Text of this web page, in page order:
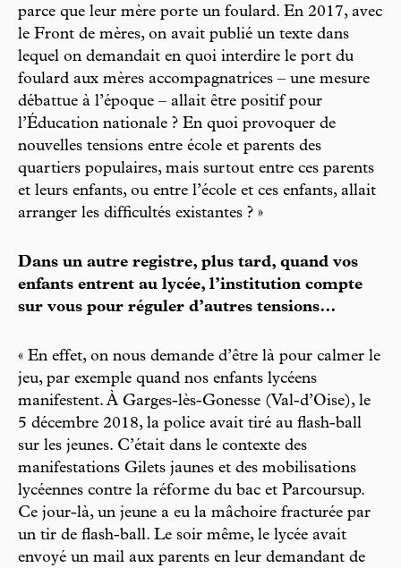
parce que leur mère porte un foulard. En 2017, avec
le Front de mères, on avait publié un texte dans
lequel on demandait en quoi interdire le port du
foulard aux mères accompagnatrices – une mesure
débattue à l’époque – allait être positif pour
l’Éducation nationale ? En quoi provoquer de
nouvelles tensions entre école et parents des
quartiers populaires, mais surtout entre ces parents
et leurs enfants, ou entre l’école et ces enfants, allait
arranger les difficultés existantes ? »
Dans un autre registre, plus tard, quand vos
enfants entrent au lycée, l’institution compte
sur vous pour réguler d’autres tensions…
« En effet, on nous demande d’être là pour calmer le
jeu, par exemple quand nos enfants lycéens
manifestent. À Garges-lès-Gonesse (Val-d’Oise), le
5 décembre 2018, la police avait tiré au flash-ball
sur les jeunes. C’était dans le contexte des
manifestations Gilets jaunes et des mobilisations
lycéennes contre la réforme du bac et Parcoursup.
Ce jour-là, un jeune a eu la mâchoire fracturée par
un tir de flash-ball. Le soir même, le lycée avait
envoyé un mail aux parents en leur demandant de